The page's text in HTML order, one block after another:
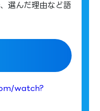
選んだ理由など語
watch?